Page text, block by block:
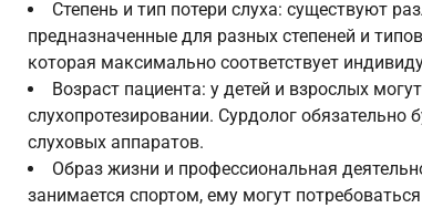
Степень и тип потери слуха: существуют
предназначенные для разных степеней и
которая максимально соответствует
Возраст пациента: у детей и взрослых
слухопротезировании. Сурдолог обязательно
слуховых аппаратов.
Образ жизни и профессиональная
занимается спортом, ему могут